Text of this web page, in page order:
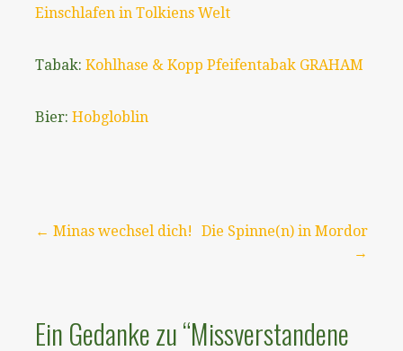
Einschlafen in Tolkiens Welt
Tabak: Kohlhase & Kopp Pfeifentabak GRAHAM
Bier: Hobgloblin
Beitragsnavigation
← Minas wechsel dich!
Die Spinne(n) in Mordor
→
Ein Gedanke zu“Missverstandene